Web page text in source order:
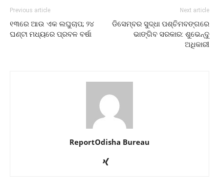
Previous article
୧୩ରେ ଆଉ ଏକ ଲଘୁଚାପ; ୨୪
ଘଣ୍ଟା ମଧ୍ୟରେ ପ୍ରବଳ ବର୍ଷା
Next article
ଡିସେମ୍ବର ସୁଦ୍ଧା ପଶ୍ଚିମବଙ୍ଗରେ
ଭାଙ୍ଗିବ ସରକାର: ଶୁଭେନ୍ଦୁ
ଅଧିକାରୀ
ReportOdisha Bureau